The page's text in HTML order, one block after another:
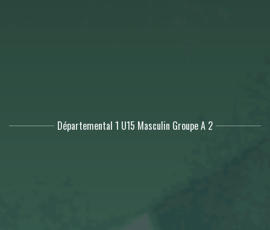
Départemental 1 U15 Masculin Groupe A 2